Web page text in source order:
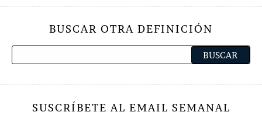
BUSCAR OTRA DEFINICIÓN
SUSCRÍBETE AL EMAIL SEMANAL